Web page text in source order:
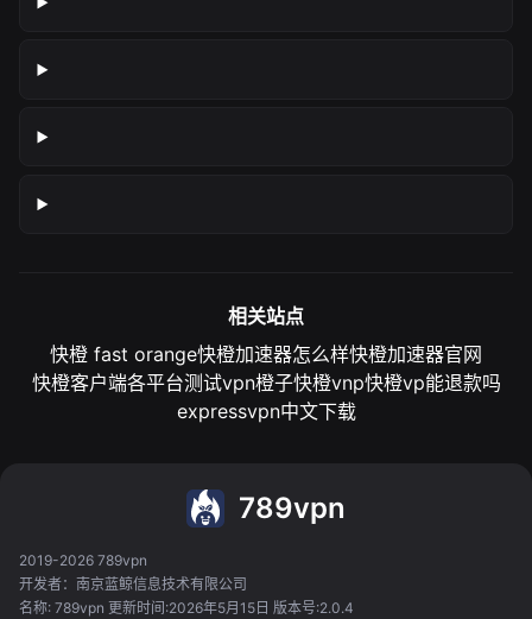
相关站点
快橙 fast orange快橙加速器怎么样快橙加速器官网
快橙客户端各平台测试vpn橙子快橙vnp快橙vp能退款吗
expressvpn中文下载
789vpn
2019-2026 789vpn
开发者：南京蓝鲸信息技术有限公司
名称: 789vpn 更新时间:2026年5月15日 版本号:2.0.4